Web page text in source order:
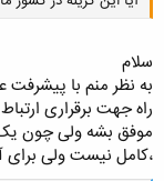
سلام
به نظر منم با پیشرفت
راه جهت برقراری
موفق بشه ولی چون یک
،کامل نیست ولی برای